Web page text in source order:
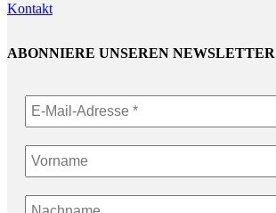
Kontakt
ABONNIERE UNSEREN NEWSLETTER